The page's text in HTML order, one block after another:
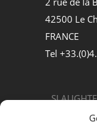
42500 Le
FRANCE
Tel